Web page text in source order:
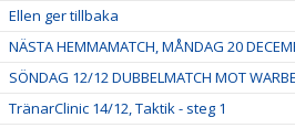
Ellen ger tillbaka
NÄSTA HEMMAMATCH, MÅNDAG 20
SÖNDAG 12/12 DUBBELMATCH MOT
TränarClinic 14/12, Taktik - steg 1